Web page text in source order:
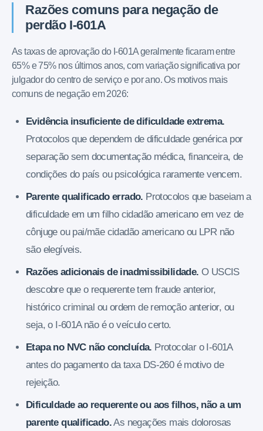
Razões comuns para negação de
perdão I-601A
As taxas de aprovação do I-601A geralmente ficaram entre
65% e 75% nos últimos anos, com variação significativa por
julgador do centro de serviço e por ano. Os motivos mais
comuns de negação em 2026:
Evidência insuficiente de dificuldade extrema.
Protocolos que dependem de dificuldade genérica por
separação sem documentação médica, financeira, de
condições do país ou psicológica raramente vencem.
Parente qualificado errado. Protocolos que baseiam a
dificuldade em um filho cidadão americano em vez de
cônjuge ou pai/mãe cidadão americano ou LPR não
são elegíveis.
Razões adicionais de inadmissibilidade. O USCIS
descobre que o requerente tem fraude anterior,
histórico criminal ou ordem de remoção anterior, ou
seja, o I-601A não é o veículo certo.
Etapa no NVC não concluída. Protocolar o I-601A
antes do pagamento da taxa DS-260 é motivo de
rejeição.
Dificuldade ao requerente ou aos filhos, não a um
parente qualificado.As negações mais dolorosas